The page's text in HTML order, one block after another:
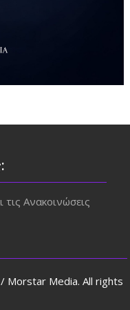
τις Ανακοινώσεις
Morstar Media. All rights